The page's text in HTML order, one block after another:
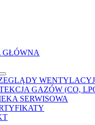
GŁÓWNA
GAZÓW (CO,
SERWISOWA